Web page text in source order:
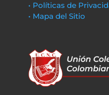
• Políticas de
• Mapa del Sitio